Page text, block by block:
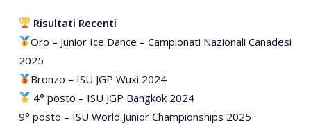
Risultati Recenti
Oro – Junior Ice Dance – Campionati Nazionali Canadesi
2025
Bronzo – ISU JGP Wuxi 2024
4° posto – ISU JGP Bangkok 2024
9° posto – ISU World Junior Championships 2025